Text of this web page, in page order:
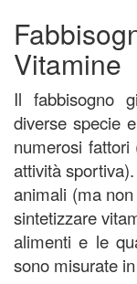
Vitamine
Il fabbisogno
diverse specie
numerosi
attività sportiva).
animali (ma
sintetizzare
alimenti e le
sono misurate